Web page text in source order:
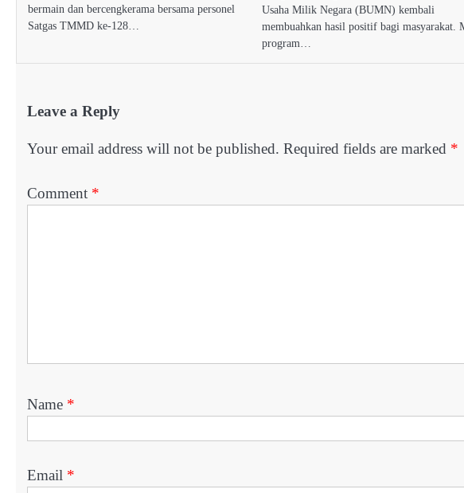
bermain dan bercengkerama bersama personel
Satgas TMMD ke-128…
Usaha Milik Negara (BUMN) kembali
membuahkan hasil positif bagi masyarakat.
program…
Leave a Reply
Your email address will not be published. Required fields are marked *
Comment *
Name *
Email *